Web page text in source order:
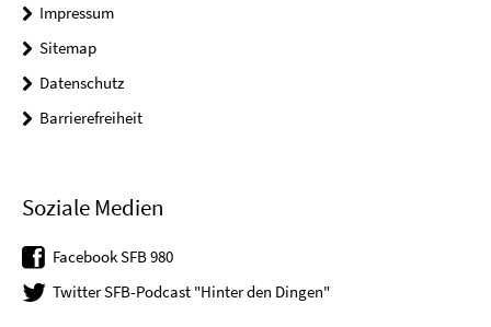
Impressum
Sitemap
Datenschutz
Barrierefreiheit
Soziale Medien
Facebook SFB 980
Twitter SFB-Podcast "Hinter den Dingen"